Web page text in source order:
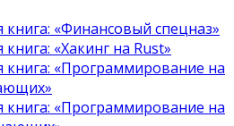
книга: «Финансовый спецназ»
«Хакинг на Rust»
книга: «Программирование на
книга: «Программирование на